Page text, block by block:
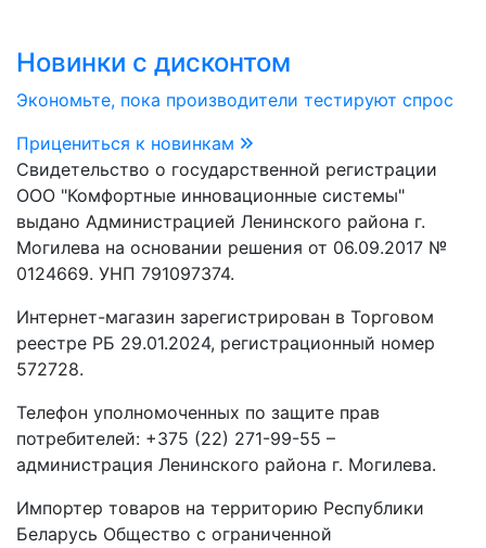
Новинки с дисконтом
Экономьте, пока производители тестируют спрос
Прицениться к новинкам
Свидетельство о государственной регистрации
ООО "Комфортные инновационные системы"
выдано Администрацией Ленинского района г.
Могилева на основании решения от 06.09.2017 №
0124669. УНП 791097374.
Интернет-магазин зарегистрирован в Торговом
реестре РБ 29.01.2024, регистрационный номер
572728.
Телефон уполномоченных по защите прав
потребителей: +375 (22) 271-99-55 –
администрация Ленинского района г. Могилева.
Импортер товаров на территорию Республики
Беларусь Общество с ограниченной